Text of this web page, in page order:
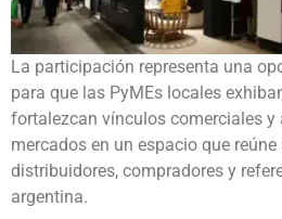
La participación representa una
para que las PyMEs locales
fortalezcan vínculos comerciales y
mercados en un espacio que
distribuidores, compradores y
argentina.